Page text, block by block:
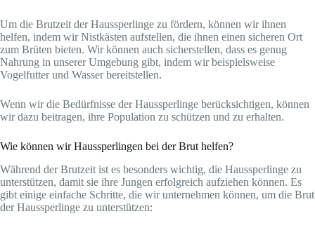
Um die Brutzeit der Haussperlinge zu fördern, können wir ihnen
helfen, indem wir Nistkästen aufstellen, die ihnen einen sicheren Ort
zum Brüten bieten. Wir können auch sicherstellen, dass es genug
Nahrung in unserer Umgebung gibt, indem wir beispielsweise
Vogelfutter und Wasser bereitstellen.
Wenn wir die Bedürfnisse der Haussperlinge berücksichtigen, können
wir dazu beitragen, ihre Population zu schützen und zu erhalten.
Wie können wir Haussperlingen bei der Brut helfen?
Während der Brutzeit ist es besonders wichtig, die Haussperlinge zu
unterstützen, damit sie ihre Jungen erfolgreich aufziehen können. Es
gibt einige einfache Schritte, die wir unternehmen können, um die Brut
der Haussperlinge zu unterstützen: